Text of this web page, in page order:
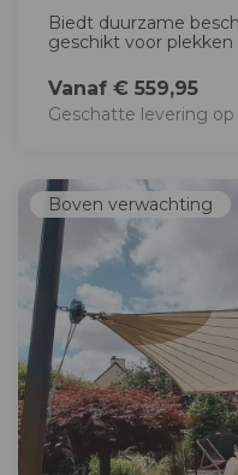
Biedt duurzame
geschikt voor
Vanaf € 559,95
Geschatte levering op
Boven verwachting